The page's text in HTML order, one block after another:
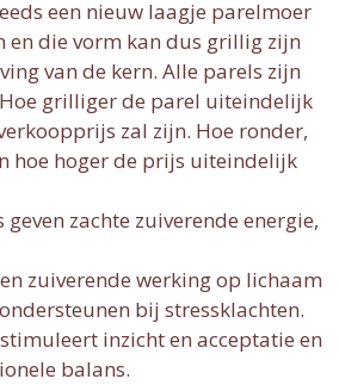
een nieuw laagje parelmoer
en die vorm kan dus grillig zijn
van de kern. Alle parels zijn
grilliger de parel uiteindelijk
zal zijn. Hoe ronder,
hoe hoger de prijs uiteindelijk
zachte zuiverende energie,
zuiverende werking op lichaam
bij stressklachten.
inzicht en acceptatie en
balans.